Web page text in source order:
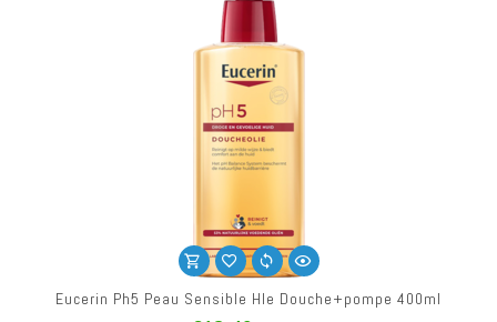
Eucerin Ph5 Peau Sensible Hle Douche+pompe 400ml